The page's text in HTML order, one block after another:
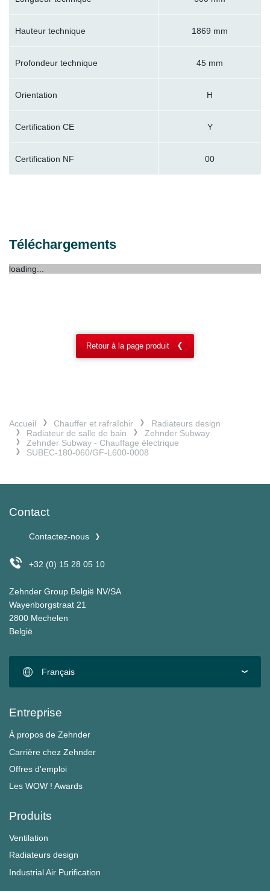
Hauteur technique 1869 mm
Profondeur technique 45 mm
Orientation H
Certification CE Y
Certification NF 00
Téléchargements
loading...
Retour à la page produit
Accueil Chauffer et rafraîchir
Radiateurs design
Radiateur de salle de bain
Zehnder Subway
Zehnder Subway - Chauffage électrique
SUBEC-180-060/GF-L600-0008
Contact
Contactez-nous
+32 (0) 15 28 05 10
Zehnder Group België NV/SA
Wayenborgstraat 21
2800 Mechelen
België
Français
Entreprise
À propos de Zehnder
Carrière chez Zehnder
Offres d'emploi
Les WOW ! Awards
Produits
Ventilation
Radiateurs design
Industrial Air Purification